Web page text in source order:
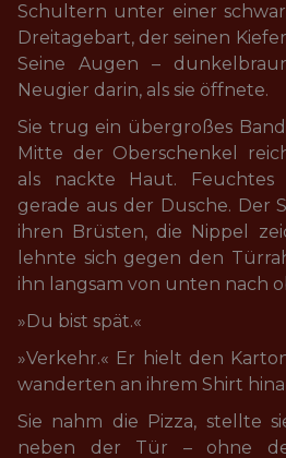
Schultern unter einer
Dreitagebart, der seinen
Seine Augen –
Neugier darin, als sie öffnete.
Sie trug ein übergroßes
Mitte der Oberschenkel
als nackte Haut. Feuchtes
gerade aus der Dusche. Der
ihren Brüsten, die Nippel
lehnte sich gegen den
ihn langsam von unten nach
»Du bist spät.«
»Verkehr.« Er hielt den
wanderten an ihrem Shirt
Sie nahm die Pizza, stellte
neben der Tür – ohne